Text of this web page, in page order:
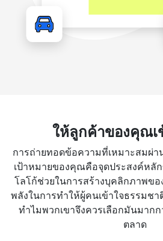
ให้ลูกค้าของคุณ
การถ่ายทอดข้อความที่เหมาะสมผ่า
เป้าหมายของคุณคือจุดประสงค์หลั
โลโก้ช่วยในการสร้างบุคลิกภาพข
พลังในการทำให้ผู้คนเข้าใจธรรมช
ทำไมพวกเขาจึงควรเลือกมันมาก
ตลาด